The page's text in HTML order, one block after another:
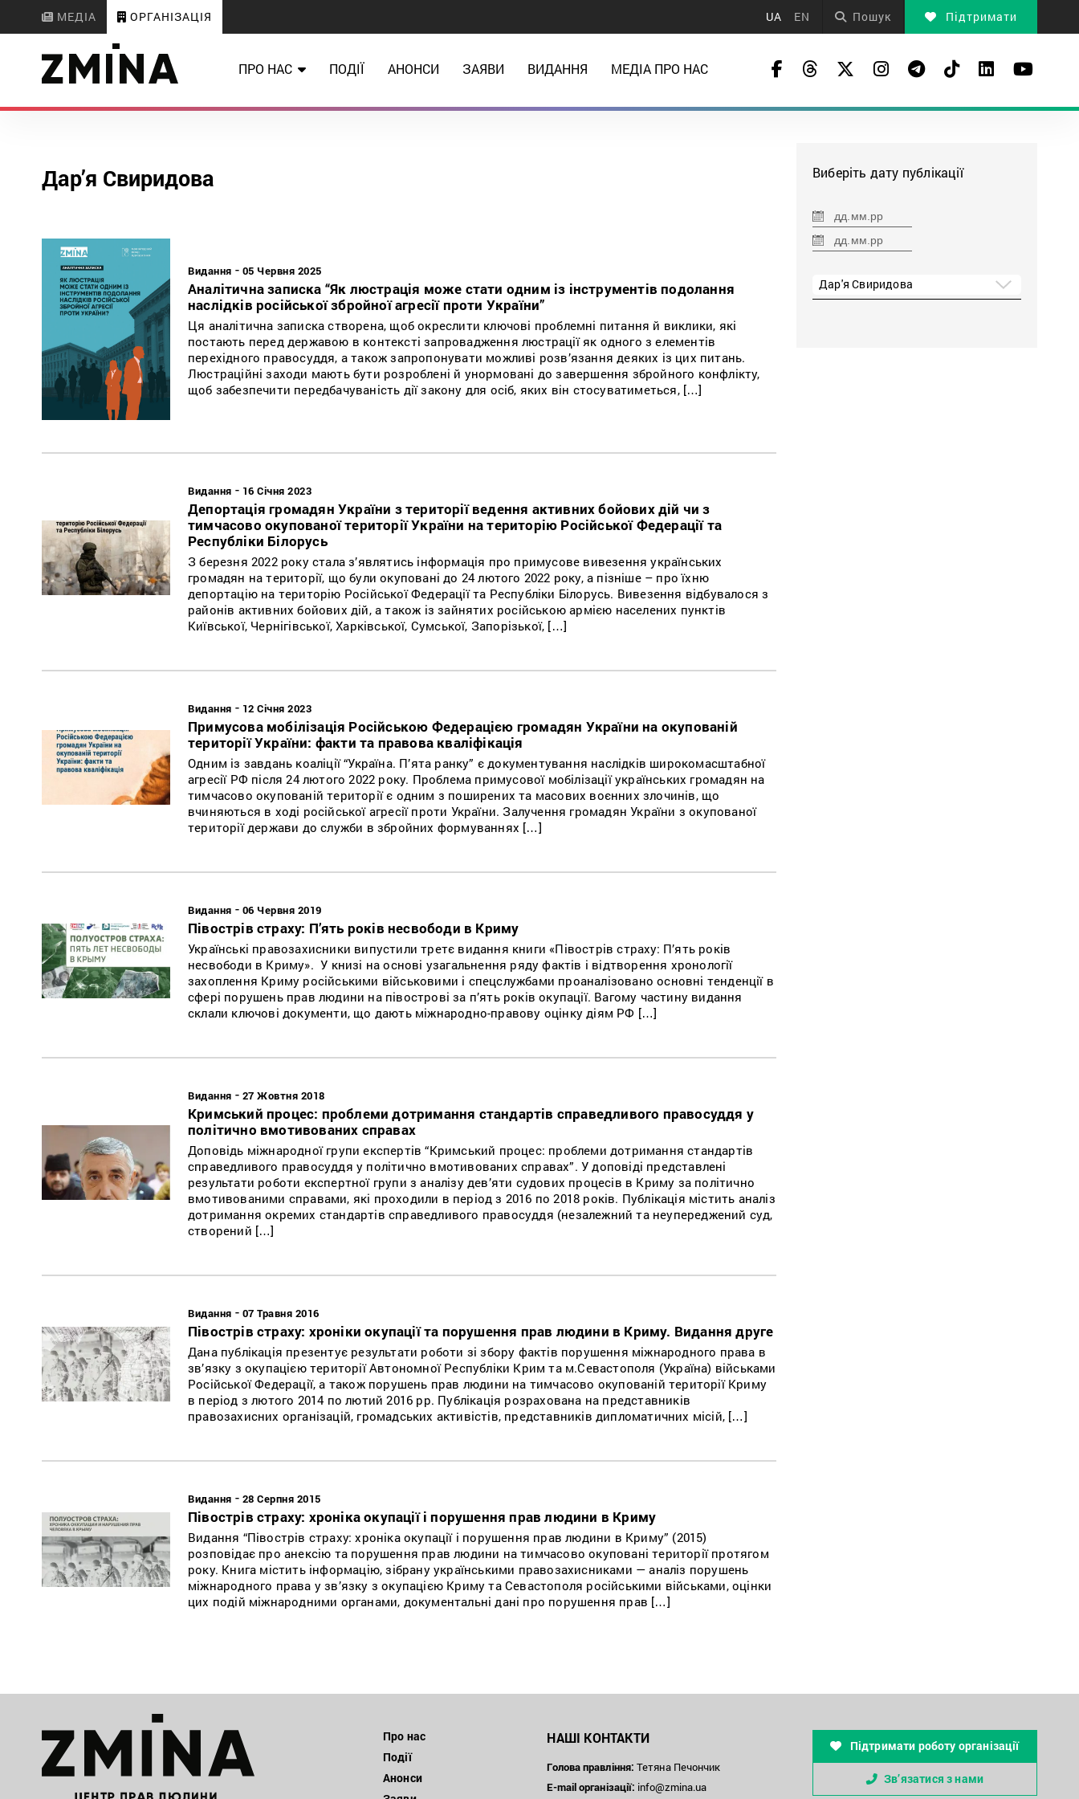
МЕДІА ОРГАНІЗАЦІЯ UA EN Пошук Підтримати
ПРО НАС ПОДІЇ АНОНСИ ЗАЯВИ ВИДАННЯ МЕДІА ПРО НАС
Дар’я Свиридова
Видання - 05 Червня 2025
Аналітична записка “Як люстрація може стати одним із інструментів подолання
наслідків російської збройної агресії проти України”
Ця аналітична записка створена, щоб окреслити ключові проблемні питання й виклики, які
постають перед державою в контексті запровадження люстрації як одного з елементів
перехідного правосуддя, а також запропонувати можливі розв’язання деяких із цих питань.
Люстраційні заходи мають бути розроблені й унормовані до завершення збройного конфлікту,
щоб забезпечити передбачуваність дії закону для осіб, яких він стосуватиметься, […]
Видання - 16 Січня 2023
Депортація громадян України з території ведення активних бойових дій чи з
тимчасово окупованої території України на територію Російської Федерації та
Республіки Білорусь
З березня 2022 року стала з’являтись інформація про примусове вивезення українських
громадян на території, що були окуповані до 24 лютого 2022 року, а пізніше – про їхню
депортацію на територію Російської Федерації та Республіки Білорусь. Вивезення відбувалося з
районів активних бойових дій, а також із зайнятих російською армією населених пунктів
Київської, Чернігівської, Харківської, Сумської, Запорізької, […]
Видання - 12 Січня 2023
Примусова мобілізація Російською Федерацією громадян України на окупованій
території України: факти та правова кваліфікація
Одним із завдань коаліції “Україна. П’ята ранку” є документування наслідків широкомасштабної
агресії РФ після 24 лютого 2022 року. Проблема примусової мобілізації українських громадян на
тимчасово окупованій території є одним з поширених та масових воєнних злочинів, що
вчиняються в ході російської агресії проти України. Залучення громадян України з окупованої
території держави до служби в збройних формуваннях […]
Видання - 06 Червня 2019
Півострів страху: П’ять років несвободи в Криму
Українські правозахисники випустили третє видання книги «Півострів страху: П’ять років
несвободи в Криму». У книзі на основі узагальнення ряду фактів і відтворення хронології
захоплення Криму російськими військовими і спецслужбами проаналізовано основні тенденції в
сфері порушень прав людини на півострові за п’ять років окупації. Вагому частину видання
склали ключові документи, що дають міжнародно-правову оцінку діям РФ […]
Видання - 27 Жовтня 2018
Кримський процес: проблеми дотримання стандартів справедливого правосуддя у
політично вмотивованих справах
Доповідь міжнародної групи експертів “Кримський процес: проблеми дотримання стандартів
справедливого правосуддя у політично вмотивованих справах”. У доповіді представлені
результати роботи експертної групи з аналізу дев’яти судових процесів в Криму за політично
вмотивованими справами, які проходили в період з 2016 по 2018 років. Публікація містить аналіз
дотримання окремих стандартів справедливого правосуддя (незалежний та неупереджений суд,
створений […]
Видання - 07 Травня 2016
Півострів страху: хроніки окупації та порушення прав людини в Криму. Видання друге
Дана публікація презентує результати роботи зі збору фактів порушення міжнародного права в
зв’язку з окупацією території Автономної Республіки Крим та м.Севастополя (Україна) військами
Російської Федерації, а також порушень прав людини на тимчасово окупованій території Криму
в період з лютого 2014 по лютий 2016 рр. Публікація розрахована на представників
правозахисних організацій, громадських активістів, представників дипломатичних місій, […]
Видання - 28 Серпня 2015
Півострів страху: хроніка окупації і порушення прав людини в Криму
Видання “Півострів страху: хроніка окупації і порушення прав людини в Криму” (2015)
розповідає про анексію та порушення прав людини на тимчасово окуповані території протягом
року. Книга містить інформацію, зібрану українськими правозахисниками — аналіз порушень
міжнародного права у зв’язку з окупацією Криму та Севастополя російськими військами, оцінки
цих подій міжнародними органами, документальні дані про порушення прав […]
Виберіть дату публікації
Дар'я Свиридова
Про нас
Події
Анонси
НАШІ КОНТАКТИ
Голова правління: Тетяна Печончик
E-mail організації: info@zmina.ua
Підтримати роботу організації
Зв’язатися з нами